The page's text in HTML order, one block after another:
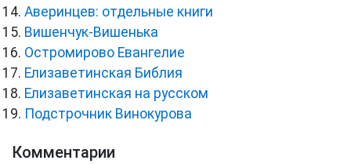
Аверинцев: отдельные книги
Вишенчук-Вишенька
Остромирово Евангелие
Елизаветинская Библия
Елизаветинская на русском
Подстрочник Винокурова
Комментарии